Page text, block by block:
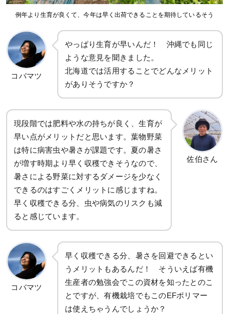
例年より生育が良くて、今年は早く出荷できることを期待しているそう
コバマツ
やっぱり生育が早いんだ！ 沖縄でも同じ
ような意見を聞きました。
北海道では活用することでどんなメリット
がありそうですか？
現段階では肥料や水の持ちが良く、生育が
早い点がメリットだと思います。葉物野菜
は特に病害虫や暑さが課題です。夏の暑さ
が増す時期より早く収穫できそうなので、
暑さによる野菜に対するダメージを少なく
できるのはすごくメリットに感じますね。
早く収穫できる分、虫や病気のリスクも減
ると感じています。
佐伯さん
コバマツ
早く収穫できる分、暑さを回避できるとい
うメリットもあるんだ！ そういえば有機
生産者の勉強会でこの資材を知ったとのこ
とですが、有機栽培でもこのEFポリマー
は使えちゃうんでしょうか？